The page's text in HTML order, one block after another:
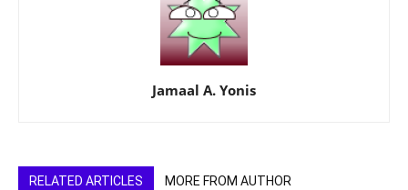
Jamaal A. Yonis
RELATED ARTICLES MORE FROM AUTHOR